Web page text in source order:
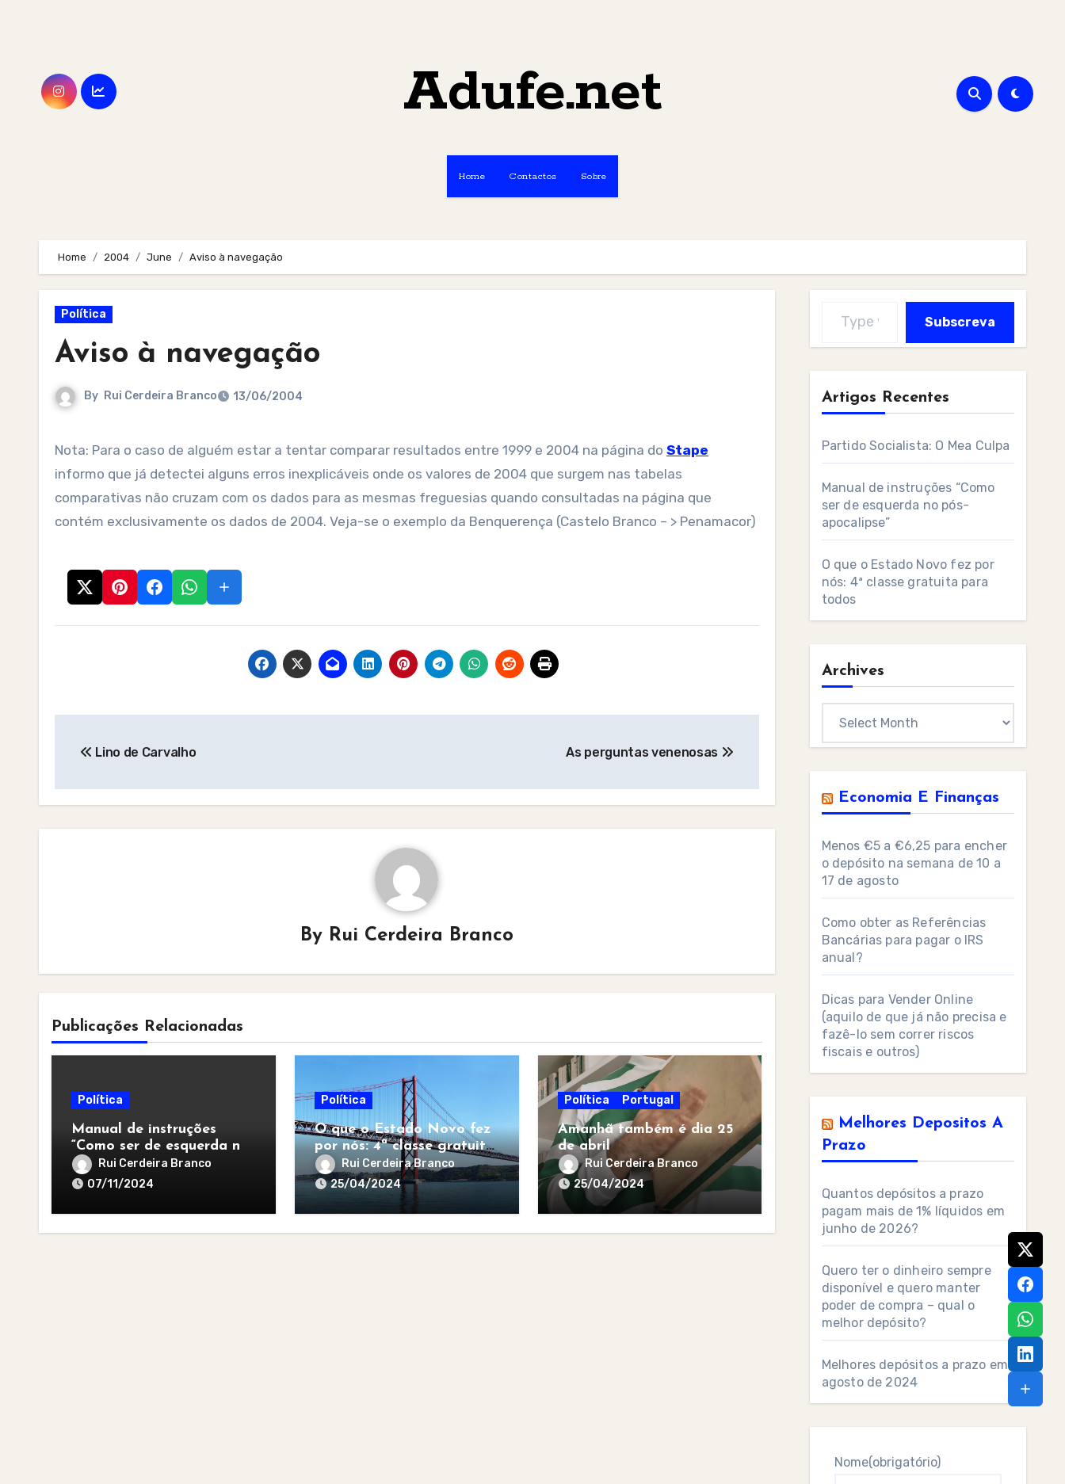
Adufe.net
Home Contactos Sobre
Home 2004 June Aviso à navegação
Política
Aviso à navegação
By Rui Cerdeira Branco 13/06/2004
Nota: Para o caso de alguém estar a tentar comparar resultados entre 1999 e 2004 na página do Stape
informo que já detectei alguns erros inexplicáveis onde os valores de 2004 que surgem nas tabelas
comparativas não cruzam com os dados para as mesmas freguesias quando consultadas na página que
contém exclusivamente os dados de 2004. Veja-se o exemplo da Benquerença (Castelo Branco – > Penamacor)
navigation
Lino de Carvalho As perguntas venenosas
By Rui Cerdeira Branco
Publicações Relacionadas
Política
Manual de instruções
“Como ser de esquerda no
pós-apocalipse”
Rui Cerdeira Branco
07/11/2024
Política
O que o Estado Novo fez
por nós: 4ª classe gratuita
para todos
Rui Cerdeira Branco
25/04/2024
Política Portugal
Amanhã também é dia 25
de abril
Rui Cerdeira Branco
25/04/2024
Subscreva
Artigos Recentes
Partido Socialista: O Mea Culpa
Manual de instruções “Como
ser de esquerda no pós-
apocalipse”
O que o Estado Novo fez por
nós: 4ª classe gratuita para
todos
Archives
Economia E Finanças
Menos €5 a €6,25 para encher
o depósito na semana de 10 a
17 de agosto
Como obter as Referências
Bancárias para pagar o IRS
anual?
Dicas para Vender Online
(aquilo de que já não precisa e
fazê-lo sem correr riscos
fiscais e outros)
Melhores Depositos A
Prazo
Quantos depósitos a prazo
pagam mais de 1% líquidos em
junho de 2026?
Quero ter o dinheiro sempre
disponível e quero manter
poder de compra – qual o
melhor depósito?
Melhores depósitos a prazo em
agosto de 2024
Nome(obrigatório)